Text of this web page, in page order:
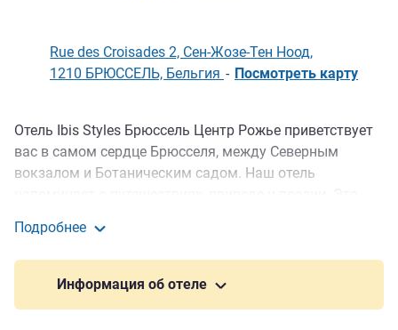
Rue des Croisades 2, Сен-Жозе-Тен Ноод,
1210 БРЮССЕЛЬ, Бельгия - Посмотреть карту
Описание
Отель Ibis Styles Брюссель Центр Рожье приветствует
вас в самом сердце Брюсселя, между Северным
вокзалом и Ботаническим садом. Наш отель
потоке городской жизни. Его дизайн гармонично
сочетает в себе энергию города, зелень и
современный комфорт, обеспечивая гостям
Подробнее
Информация об отеле